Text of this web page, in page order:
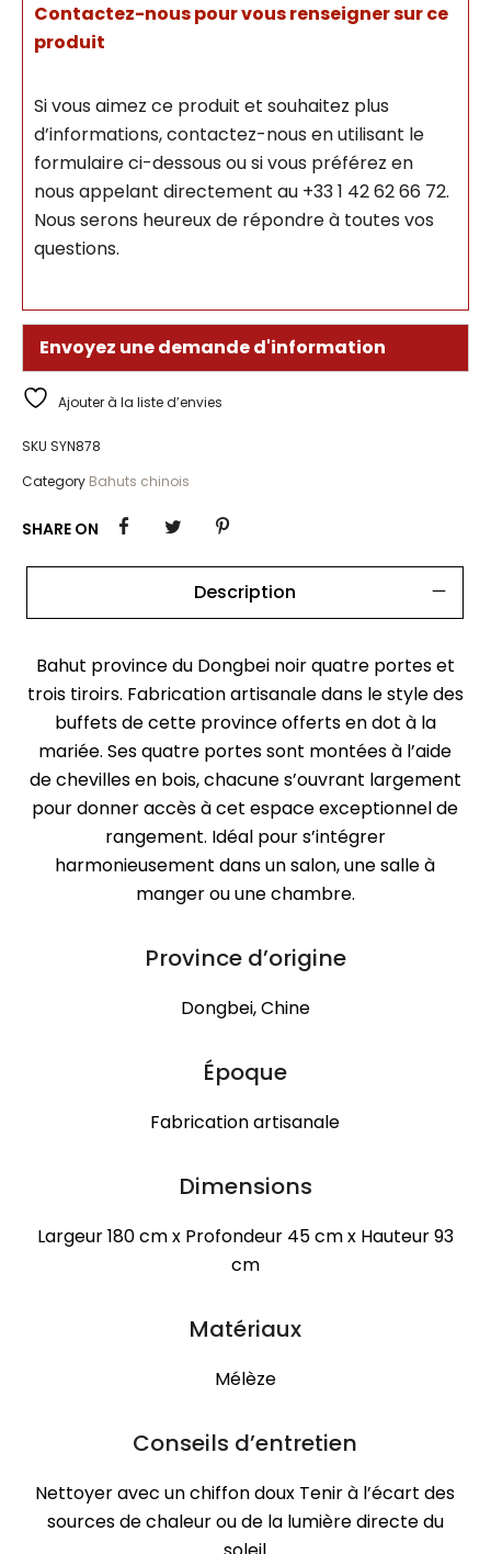
Contactez-nous pour vous renseigner sur ce
produit
Si vous aimez ce produit et souhaitez plus
d’informations, contactez-nous en utilisant le
formulaire ci-dessous ou si vous préférez en
nous appelant directement au +33 1 42 62 66 72.
Nous serons heureux de répondre à toutes vos
questions.
Envoyez une demande d'information
Ajouter à la liste d’envies
SKU SYN878
Category Bahuts chinois
SHARE ON
Description
Bahut province du Dongbei noir quatre portes et
trois tiroirs. Fabrication artisanale dans le style des
buffets de cette province offerts en dot à la
mariée. Ses quatre portes sont montées à l’aide
de chevilles en bois, chacune s’ouvrant largement
pour donner accès à cet espace exceptionnel de
rangement. Idéal pour s’intégrer
harmonieusement dans un salon, une salle à
manger ou une chambre.
Province d’origine
Dongbei, Chine
Époque
Fabrication artisanale
Dimensions
Largeur 180 cm x Profondeur 45 cm x Hauteur 93
cm
Matériaux
Mélèze
Conseils d’entretien
Nettoyer avec un chiffon doux Tenir à l’écart des
sources de chaleur ou de la lumière directe du